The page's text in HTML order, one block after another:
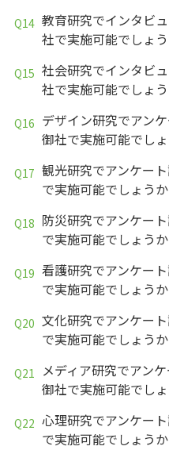
教育研究でインタビ
社で実施可能でしょ
社会研究でインタビ
社で実施可能でしょ
デザイン研究でアン
御社で実施可能でし
観光研究でアンケー
で実施可能でしょうか
防災研究でアンケー
で実施可能でしょうか
看護研究でアンケー
で実施可能でしょうか
文化研究でアンケー
で実施可能でしょうか
メディア研究でアン
御社で実施可能でし
心理研究でアンケー
で実施可能でしょうか